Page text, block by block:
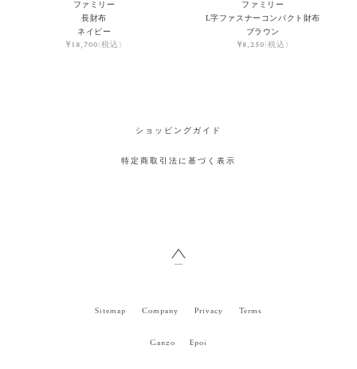
ファミリー
長財布
ネイビー
¥18,700(税込)
ファミリー
L字ファスナーコンパクト財布
ブラウン
¥8,250(税込)
ショッピングガイド
特定商取引法に基づく表示
Sitemap Company Privacy Terms
Ganzo Epoi